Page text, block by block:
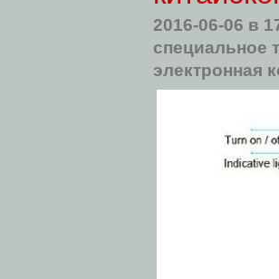
2016-06-06 в
специальное
электронная